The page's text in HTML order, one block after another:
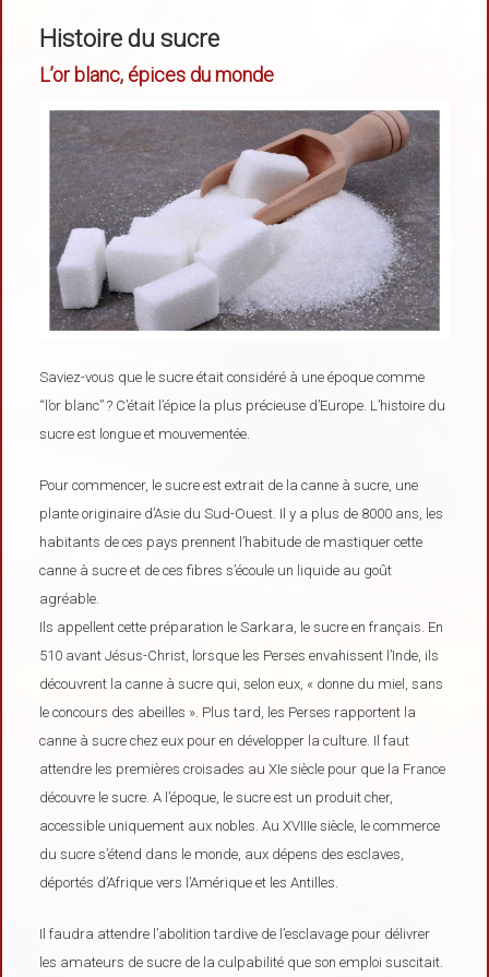
Histoire du sucre
L’or blanc, épices du monde
Saviez-vous que le sucre était considéré à une époque comme
“l’or blanc” ? C’était l’épice la plus précieuse d’Europe. L’histoire du
sucre est longue et mouvementée.
Pour commencer, le sucre est extrait de la canne à sucre, une
plante originaire d’Asie du Sud-Ouest. Il y a plus de 8000 ans, les
habitants de ces pays prennent l’habitude de mastiquer cette
canne à sucre et de ces fibres s’écoule un liquide au goût
agréable.
Ils appellent cette préparation le Sarkara, le sucre en français. En
510 avant Jésus-Christ, lorsque les Perses envahissent l’Inde, ils
découvrent la canne à sucre qui, selon eux, « donne du miel, sans
le concours des abeilles ». Plus tard, les Perses rapportent la
canne à sucre chez eux pour en développer la culture. Il faut
attendre les premières croisades au XIe siècle pour que la France
découvre le sucre. A l’époque, le sucre est un produit cher,
accessible uniquement aux nobles. Au XVIIIe siècle, le commerce
du sucre s’étend dans le monde, aux dépens des esclaves,
déportés d’Afrique vers l’Amérique et les Antilles.
Il faudra attendre l’abolition tardive de l’esclavage pour délivrer
les amateurs de sucre de la culpabilité que son emploi suscitait.